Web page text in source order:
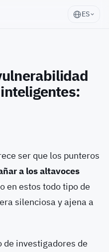
ES
ser que los punteros
a los altavoces
en estos todo tipo de
silenciosa y ajena a
de investigadores de